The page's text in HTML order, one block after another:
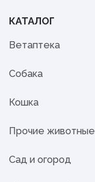
КАТАЛОГ
Ветаптека
Собака
Кошка
Прочие животные
Сад и огород